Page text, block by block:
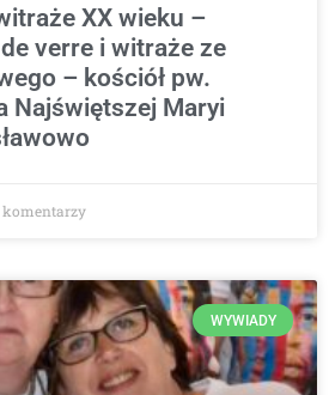
XX wieku –
verre i witraże ze
– kościół pw.
Najświętszej Maryi
WYWIADY